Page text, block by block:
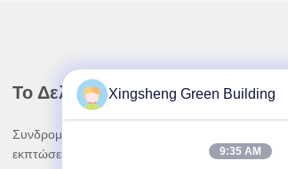
Το Δελτίο Ενημέρωσης
Συνδρομηθείτε στο ενημερωτικό μας δελτίο για
εκπτώσεις και πολλά άλλα.
Xingsheng Green Building
9:35 AM